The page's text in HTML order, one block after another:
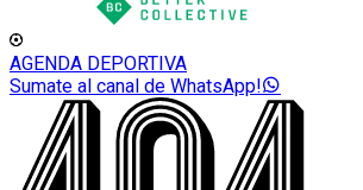
AGENDA DEPORTIVA
Sumate al canal de WhatsApp!